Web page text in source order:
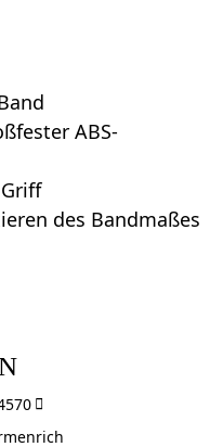
ABS-
des Bandmaßes